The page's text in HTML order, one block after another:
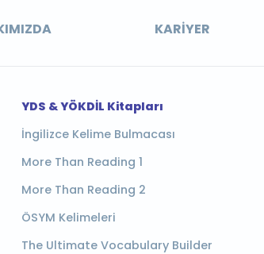
KARIYER
YDS & YÖKDİL Kitapları
İngilizce Kelime Bulmacası
More Than Reading 1
More Than Reading 2
ÖSYM Kelimeleri
The Ultimate Vocabulary Builder